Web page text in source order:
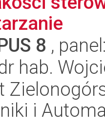
8 ,
hab.
i